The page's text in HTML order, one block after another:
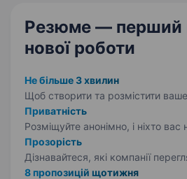
Резюме — перший
нової роботи
Не більше 3 хвилин
Щоб створити та розмістити ваше
Приватність
Розміщуйте анонімно, і ніхто вас
Прозорість
Дізнавайтеся, які компанії
8 пропозицій щотижня